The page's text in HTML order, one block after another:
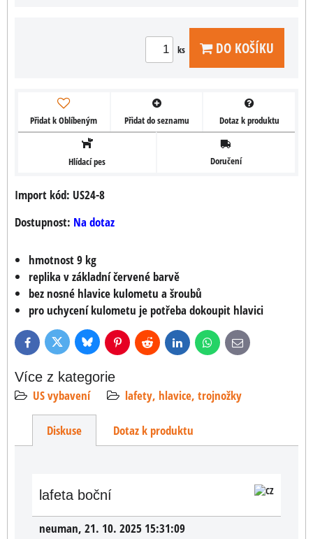
ks DO KOŠÍKU
Přidat k Oblíbeným Přidat do seznamu Dotaz k produktu
Hlídací pes Doručení
Import kód: US24-8
Dostupnost: Na dotaz
hmotnost 9 kg
replika v základní červené barvě
bez nosné hlavice kulometu a šroubů
pro uchycení kulometu je potřeba dokoupit hlavici
FacebookTwitter BlueskyPinterestReddit LinkedInWhatsApp
E-
mail
Více z kategorie
US vybavení
lafety, hlavice, trojnožky
Diskuse Dotaz k produktu
lafeta boční
neuman, 21. 10. 2025 15:31:09